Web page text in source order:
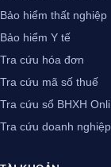
Bảo hiểm thất nghiệp
Bảo hiểm Y tế
Tra cứu hóa đơn
Tra cứu mã số thuế
Tra cứu sổ BHXH
Tra cứu doanh